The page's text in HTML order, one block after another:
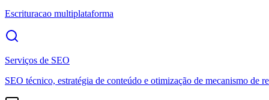
Escrituracao multiplataforma
Serviços de SEO
SEO técnico, estratégia de conteúdo e otimização de mecanismo de